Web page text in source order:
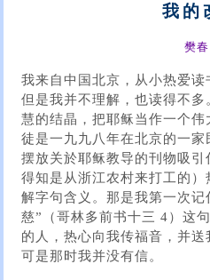
我的
樊春
我来自中国北京，从小热爱读
但是我并不理解，也读得不
慧的结晶，把耶稣当作一个
徒是一九九八年在北京的一
摆放关於耶稣教导的刊物吸
得知是从浙江农村来打工的
解字句含义。那是我第一次
慈”（哥林多前书十三 4）这
的人，热心向我传福音，并送
可是那时我并没有信。